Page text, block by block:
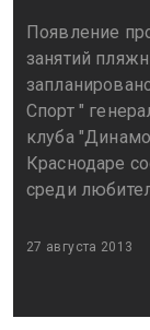
Появление
занятий
Спорт "
клуба
Краснодаре
среди
27 августа 2013